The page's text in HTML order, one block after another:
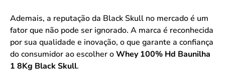
Ademais, a reputação da Black Skull no mercado é um
fator que não pode ser ignorado. A marca é reconhecida
por sua qualidade e inovação, o que garante a confiança
do consumidor ao escolher oWhey 100% Hd Baunilha
1 8Kg Black Skull.